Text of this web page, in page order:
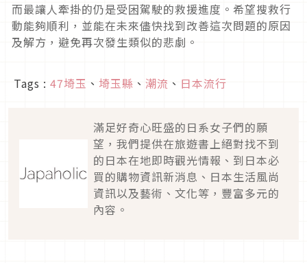
而最讓人牽掛的仍是受困駕駛的救援進度。希望搜救行
動能夠順利，並能在未來儘快找到改善這次問題的原因
及解方，避免再次發生類似的悲劇。
Tags : 47埼玉 、 埼玉縣 、 潮流 、 日本流行
滿足好奇心旺盛的日系女子們的願
望，我們提供在旅遊書上絕對找不到
的日本在地即時觀光情報、到日本必
買的購物資訊新消息、日本生活風尚
資訊以及藝術、文化等，豐富多元的
內容。